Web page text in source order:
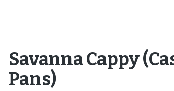
Savanna Cappy
Pans)